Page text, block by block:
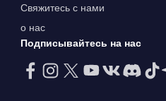
Свяжитесь с нами
о нас
Подписывайтесь на нас